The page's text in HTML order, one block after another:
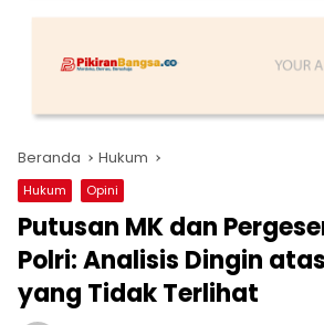
Beranda Hukum
Hukum Opini
Putusan MK dan
Polri: Analisis Dingin
yang Tidak Terlihat